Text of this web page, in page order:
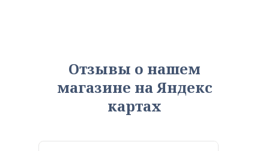
Отзывы о нашем
магазине на Яндекс
картах